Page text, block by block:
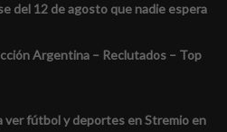
del 12 de agosto que nadie espera
Argentina – Reclutados – Top
ver fútbol y deportes en Stremio en